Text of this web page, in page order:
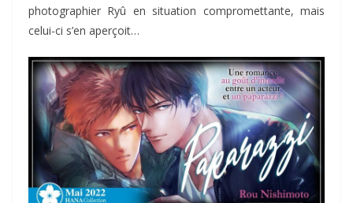
photographier Ryû en situation compromettante, mais
celui-ci s’en aperçoit…